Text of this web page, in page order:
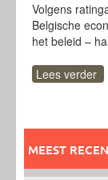
Volgens
Belgische
het beleid –
Lees verder
MEEST